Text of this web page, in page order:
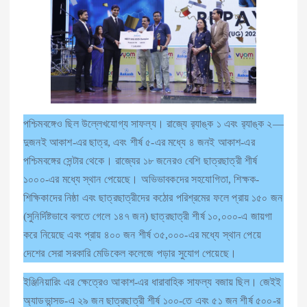
পশ্চিমবঙ্গেও ছিল উল্লেখযোগ্য সাফল্য। রাজ্যে র‍্যাঙ্ক ১ এবং র‍্যাঙ্ক ২—
দুজনই আকাশ-এর ছাত্র, এবং শীর্ষ ৫-এর মধ্যে ৪ জনই আকাশ-এর
পশ্চিমবঙ্গের সেন্টার থেকে। রাজ্যের ১৮ জনেরও বেশি ছাত্রছাত্রী শীর্ষ
১০০০-এর মধ্যে স্থান পেয়েছে। অভিভাবকদের সহযোগিতা, শিক্ষক-
শিক্ষিকাদের নিষ্ঠা এবং ছাত্রছাত্রীদের কঠোর পরিশ্রমের ফলে প্রায় ১৫০ জন
(সুনির্দিষ্টভাবে বলতে গেলে ১৪৭ জন) ছাত্রছাত্রী শীর্ষ ১০,০০০-এ জায়গা
করে নিয়েছে এবং প্রায় ৪০০ জন শীর্ষ ৩৫,০০০-এর মধ্যে স্থান পেয়ে
দেশের সেরা সরকারি মেডিকেল কলেজে পড়ার সুযোগ পেয়েছে।
ইঞ্জিনিয়ারিং এর ক্ষেত্রেও আকাশ-এর ধারাবাহিক সাফল্য বজায় ছিল। জেইই
অ্যাডভান্সড-এ ২৯ জন ছাত্রছাত্রী শীর্ষ ১০০-তে এবং ৫১ জন শীর্ষ ৫০০-র